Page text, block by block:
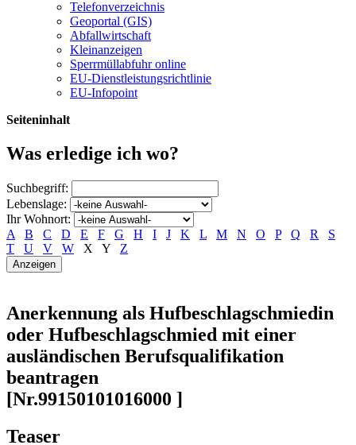
Telefonverzeichnis
Geoportal (GIS)
Abfallwirtschaft
Kleinanzeigen
Sperrmüllabfuhr online
EU-Dienstleistungsrichtlinie
EU-Infopoint
Seiteninhalt
Was erledige ich wo?
Suchbegriff:
Lebenslage:
Ihr Wohnort:
A
B C D E F G H I J K L M N O P Q R
S
T
U V W X Y Z
Anerkennung als Hufbeschlagschmiedin
oder Hufbeschlagschmied mit einer
ausländischen Berufsqualifikation
beantragen
[Nr.99150101016000 ]
Teaser